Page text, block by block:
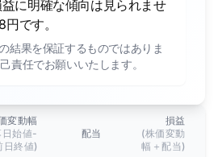
に明確な傾向は見られませ
です。
結果を保証するものではありま
責任でお願いいたします。
変動幅
始値-
日終値)
配当
損益
(株価変動
幅＋配当)